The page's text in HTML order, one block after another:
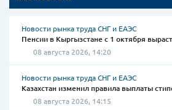
Новости рынка труда СНГ и ЕАЭС
Пенсии в Кыргызстане с 1 октября
08 августа 2026, 14:20
Новости рынка труда СНГ и ЕАЭС
Казахстан изменил правила выплаты
08 августа 2026, 14:15